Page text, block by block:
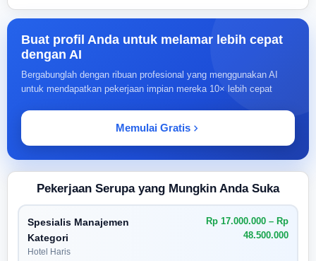
Buat profil Anda untuk melamar lebih cepat
dengan AI
Bergabunglah dengan ribuan profesional yang menggunakan AI
untuk mendapatkan pekerjaan impian mereka 10× lebih cepat
Memulai Gratis
Pekerjaan Serupa yang Mungkin Anda Suka
Spesialis Manajemen
Kategori
Hotel Haris
Rp 17.000.000 – Rp
48.500.000